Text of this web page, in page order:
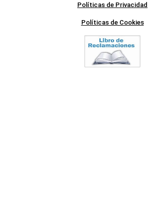
Políticas de Privacidad
Políticas de Cookies